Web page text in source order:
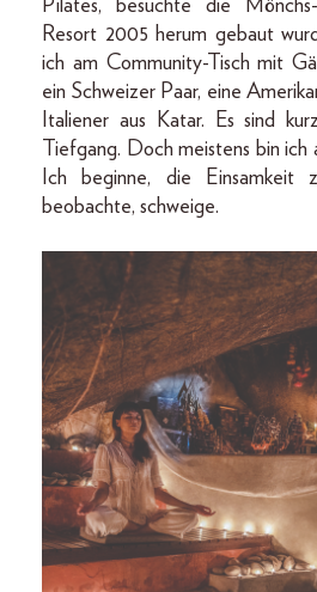
Pilates, besuchte die
Resort 2005 herum gebaut
ich am Community-­Tisch mit
ein Schweizer Paar, eine
Italiener aus Katar. Es sind
Tiefgang. Doch meistens bin ich
Ich beginne, die Einsamkeit
beobachte, schweige.